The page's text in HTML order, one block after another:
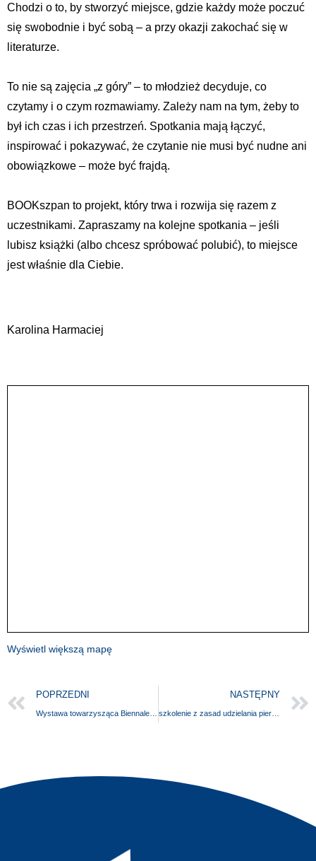
Chodzi o to, by stworzyć miejsce, gdzie każdy może poczuć
się swobodnie i być sobą – a przy okazji zakochać się w
literaturze.
To nie są zajęcia „z góry” – to młodzież decyduje, co
czytamy i o czym rozmawiamy. Zależy nam na tym, żeby to
był ich czas i ich przestrzeń. Spotkania mają łączyć,
inspirować i pokazywać, że czytanie nie musi być nudne ani
obowiązkowe – może być frajdą.
BOOKszpan to projekt, który trwa i rozwija się razem z
uczestnikami. Zapraszamy na kolejne spotkania – jeśli
lubisz książki (albo chcesz spróbować polubić), to miejsce
jest właśnie dla Ciebie.
Karolina Harmaciej
Wyświetl większą mapę
POPRZEDNI NASTĘPNY
szkolenie z zasad udzielania pierwszej pomocy, które może uratować życie! ❤️ Szkolenie realizowane jest w ramach projekty “Kreatywne popołudnia” z programu “Społecznik na 5!”, przez Koło Gospodyń Wiejskich w Trzebieszewie.